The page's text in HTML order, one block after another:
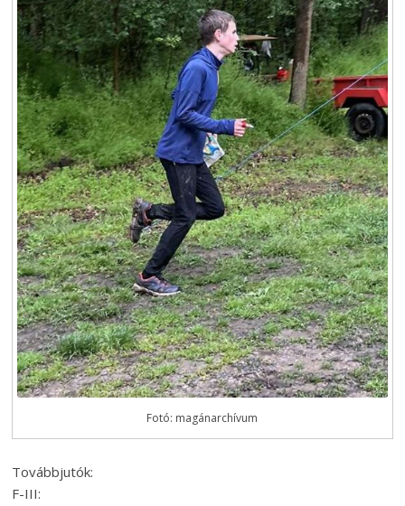
Fotó: magánarchívum
Továbbjutók:
F-III: